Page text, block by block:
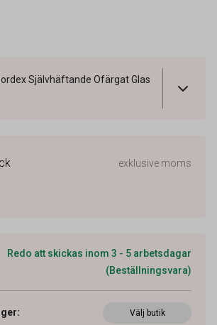
Självhäftande Ofärgat Glas
exklusive moms
Redo att skickas inom 3 - 5 arbetsdagar
(Beställningsvara)
: Välj butik